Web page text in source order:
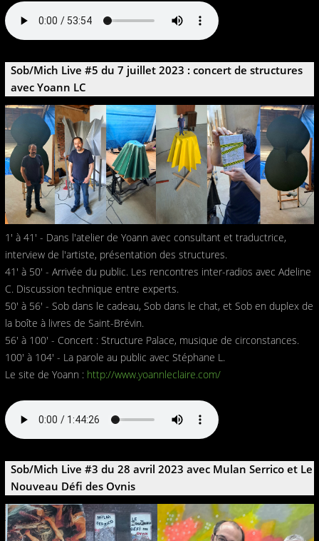
Sob/Mich Live #5 du 7 juillet 2023 : concert de structures
avec Yoann LC
1' à 41' - Dans l'atelier de Yoann avec consultant et traductrice,
interview de l'artiste, présentation des structures.
41' à 50' - Arrivée du public. Les rencontres inter-radios avec Adeline
C. Discussion technique entre experts.
50' à 56' - Sob dans le cadeau, Sob dans le chat, et Sob en duplex de
la boîte à livres de Saint-Brévin.
56' à 100' - Concert : Structure Palace, musique de circonstances.
100' à 104' - La parole au public avec Stéphane L.
Le site de Yoann : http://www.yoannleclaire.com/
Sob/Mich Live #3 du 28 avril 2023 avec Mulan Serrico et Le
Nouveau Défi des Ovnis